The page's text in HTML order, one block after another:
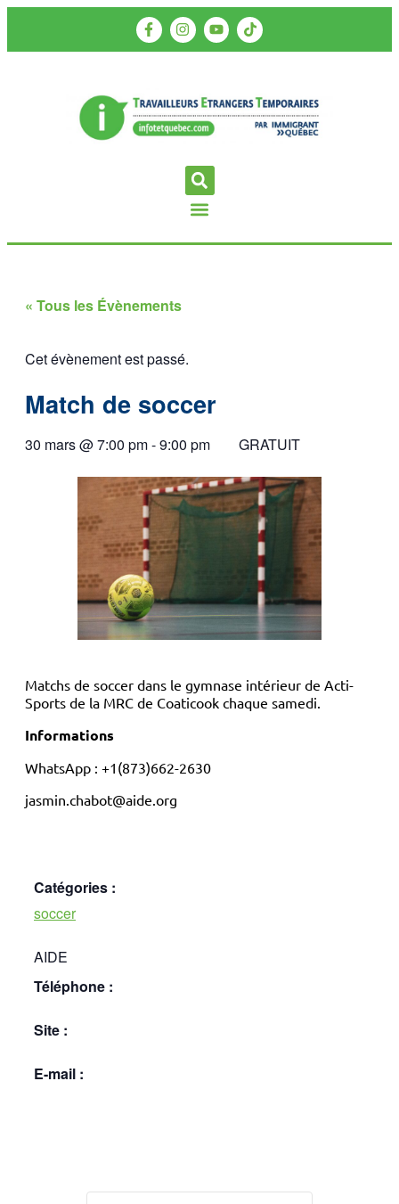
« Tous les Évènements
Cet évènement est passé.
Match de soccer
30 mars@7:00 pm-9:00 pm GRATUIT
Matchs de soccer dans le gymnase intérieur de Acti-
Sports de la MRC de Coaticook chaque samedi.
Informations
WhatsApp : +1(873)662-2630
jasmin.chabot@aide.org
Catégories :
soccer
AIDE
Téléphone :
Site :
E-mail :